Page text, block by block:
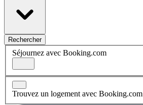
Rechercher
Séjournez avec Booking.com
Trouvez un logement avec Booking.com